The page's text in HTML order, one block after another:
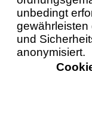
unbedingt
gewährleisten
und
anonymisiert.